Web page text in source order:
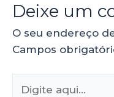
Deixe um
O seu endereço
Campos